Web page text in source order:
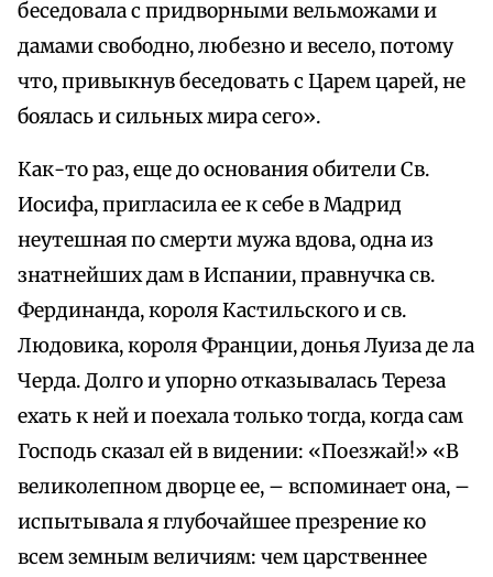
беседовала с придворными вельможами и
дамами свободно, любезно и весело, потому
что, привыкнув беседовать с Царем царей, не
боялась и сильных мира сего».
Как-то раз, еще до основания обители Св.
Иосифа, пригласила ее к себе в Мадрид
неутешная по смерти мужа вдова, одна из
знатнейших дам в Испании, правнучка св.
Фердинанда, короля Кастильского и св.
Людовика, короля Франции, донья Луиза де ла
Черда. Долго и упорно отказывалась Тереза
ехать к ней и поехала только тогда, когда сам
Господь сказал ей в видении: «Поезжай!» «В
великолепном дворце ее, – вспоминает она, –
испытывала я глубочайшее презрение ко
всем земным величиям: чем царственнее